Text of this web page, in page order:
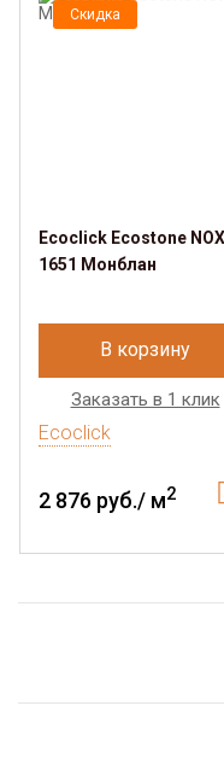
Скидка
Ecoclick Ecostone
1651 Монблан
В корзину
Заказать в 1 клик
Ecoclick
2 876 руб./ м2